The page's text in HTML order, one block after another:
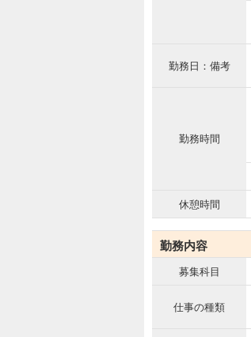
勤務日：備考
勤務時間
休憩時間
勤務内容
募集科目
仕事の種類